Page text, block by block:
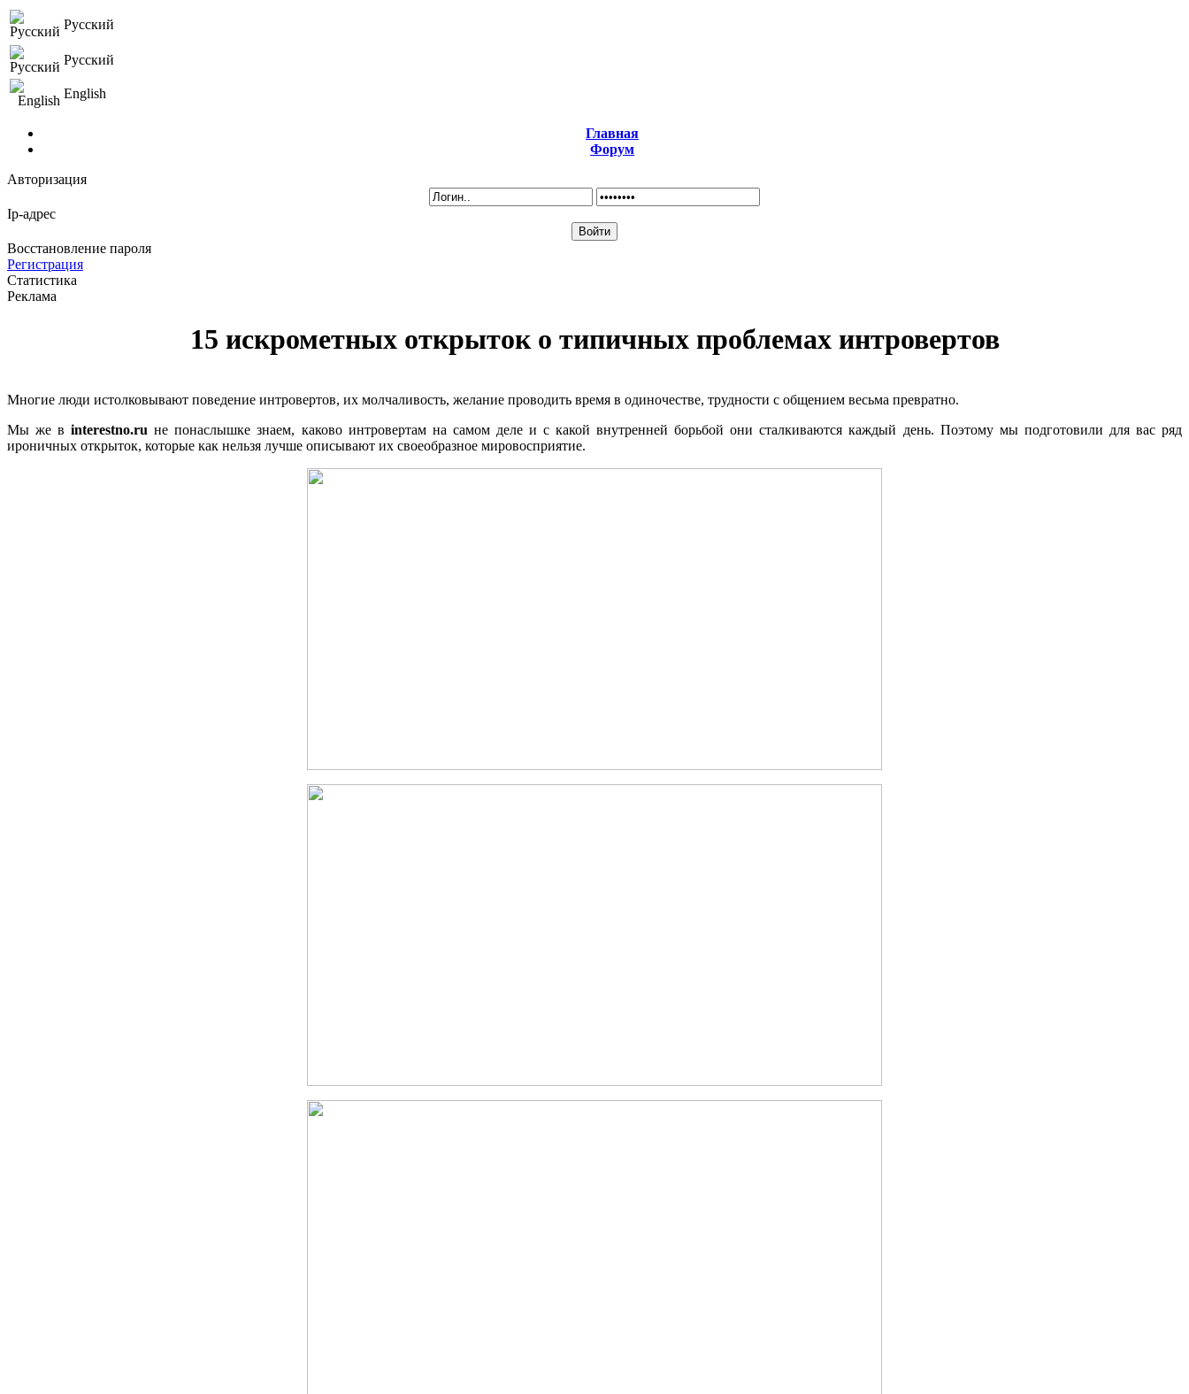
Русский
Русский
English
Главная
Форум
Авторизация
Ip-адрес
Восстановление пароля
Регистрация
Статистика
Реклама
15 искрометных открыток о типичных проблемах интровертов
Многие люди истолковывают поведение интровертов, их молчаливость, желание проводить время в одиночестве, трудности с общением весьма превратно.
Мы же вinterestno.ru не понаслышке знаем, каково интровертам на самом деле и с какой внутренней борьбой они сталкиваются каждый день. Поэтому мы подготовили для вас ряд
ироничных открыток, которые как нельзя лучше описывают их своеобразное мировосприятие.